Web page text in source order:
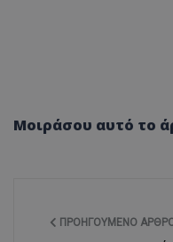
Μοιράσου αυτό το
ΠΡΟΗΓΟΎΜΕΝΟ